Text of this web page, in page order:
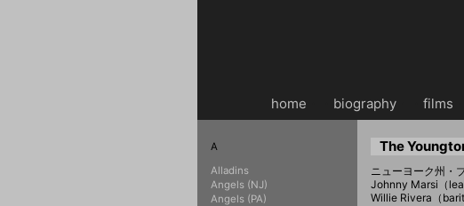
home biography・・ films
The
ニューヨーク州・
Johnny Marsi（
Willie Rivera（
A
Alladins
Angels (NJ)
Angels (PA)